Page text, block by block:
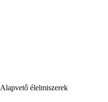
Alapvető élelmiszerek